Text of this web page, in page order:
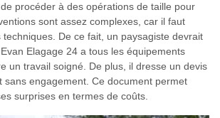
procéder à des opérations de taille pour
sont assez complexes, car il faut
De ce fait, un paysagiste devrait
Elagage 24 a tous les équipements
un travail soigné. De plus, il dresse un devis
sans engagement. Ce document permet
surprises en termes de coûts.